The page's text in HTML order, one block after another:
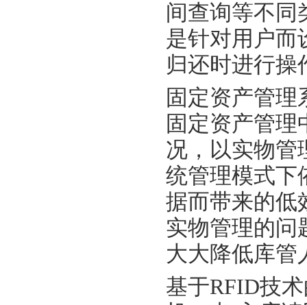
间查询等不同
是针对用户而
归还时进行操
固定资产管
固定资产管
况，以实物管
统管理模式下
据而带来的低
实物管理的问
大大降低库管
基于RFID技